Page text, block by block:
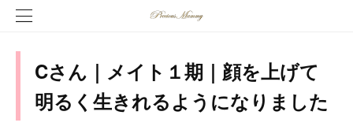
Cさん｜メイト１期｜顔を上げて
明るく生きれるようになりました